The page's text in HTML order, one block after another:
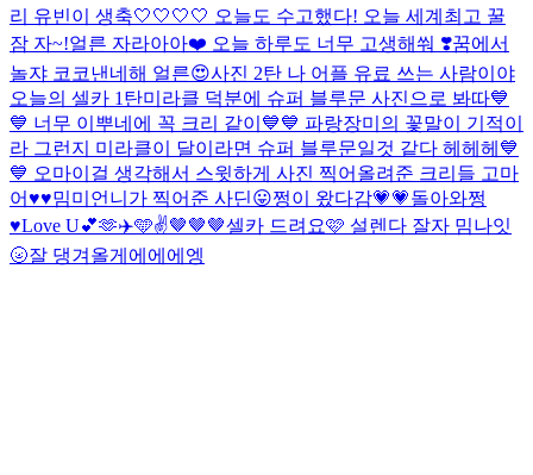
리 유빈이 생축🤍🤍🤍🤍 오늘도 수고했다! 오늘 세계최고 꿀
잠 자~!얼른 자라아아❤️ 오늘 하루도 너무 고생해쒀 ❣️꿈에서
놀쟈 코코낸네해 얼른😍사진 2탄 나 어플 유료 쓰는 사람이야
오늘의 셀카 1탄미라클 덕분에 슈퍼 블루문 사진으로 봐따💙
💙 너무 이뿌네에 꼭 크리 같이💙💙 파랑장미의 꽃말이 기적이
라 그런지 미라클이 달이라면 슈퍼 블루문일것 같다 헤헤헤💙
💙 오마이걸 생각해서 스윗하게 사진 찍어올려준 크리들 고마
어♥♥밈미언니가 찍어준 사딘😛쩡이 왔다감💗💗돌아와쩡
♥Love U💕🫶✈️🩵✌️🤎🤎🤎셀카 드려요🩷 설렌다 잘자 밈나잇
🌝잘 댕겨올게에에에엥